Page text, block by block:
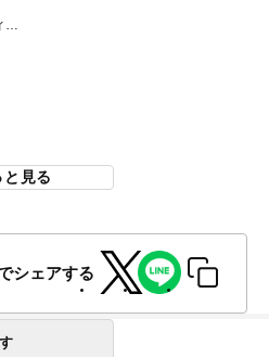
ゴ
見る
シェアする